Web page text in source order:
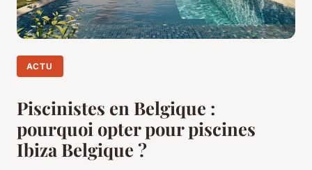
ACTU
Piscinistes en Belgique :
pourquoi opter pour piscines
Ibiza Belgique ?